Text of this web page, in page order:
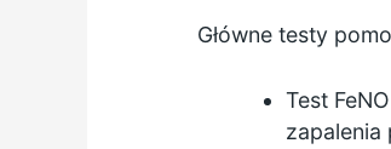
Główne testy
Test
zapalenia